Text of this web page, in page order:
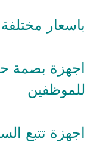
باسعار
اجهزة بصمة
للموظفين
اجهزة تتبع